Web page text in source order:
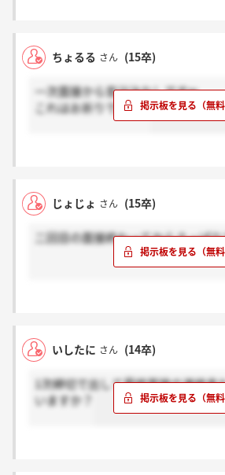
なくて、お祈りなのは分かってる
ちょるる さん (15卒)
一次面接から音沙汰なしですw
これはお祈りですねw
じょじょ さん (15卒)
二回目の面接終わってからさっぱり
いしたに さん (14卒)
1次締切で出して最終面接の連絡来
いますか？